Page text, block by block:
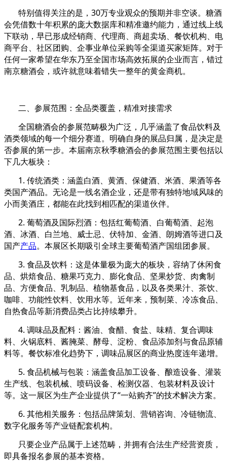
特别值得关注的是，30万专业观众的预期并非空谈。糖酒
会凭借数十年积累的庞大数据库和精准邀约能力，通过线上线
下联动，早已形成经销商、代理商、商超卖场、餐饮机构、电
商平台、社区团购、企事业单位采购等全渠道买家矩阵。对于
任何一家希望在华东乃至全国市场高效拓展的企业而言，错过
南京糖酒会，或许就意味着错失一整年的黄金商机。
二、参展范围：全品类覆盖，精准对接需求
全国糖酒会的参展范畴极为广泛，几乎涵盖了食品饮料及
酒类领域的每一个细分赛道。明确自身的展品归属，是决定是
否参展的第一步。本届南京秋季糖酒会的参展范围主要包括以
下几大板块：
1. 传统酒类：涵盖白酒、黄酒、保健酒、米酒、果酒等各
类国产酒品。无论是一线名酒企业，还是带有独特地域风味的
小而美酒庄，都能在此找到相匹配的渠道伙伴。
2. 葡萄酒及国际烈酒：包括红葡萄酒、白葡萄酒、起泡
酒、冰酒、白兰地、威士忌、伏特加、金酒、朗姆酒等进口及
国产产品。本展区长期吸引全球主要葡萄酒产国组团参展。
3. 食品及饮料：这是体量极为庞大的板块，容纳了休闲食
品、烘焙食品、糖果巧克力、膨化食品、坚果炒货、肉禽制
品、方便食品、乳制品、植物基食品，以及各类果汁、茶饮、
咖啡、功能性饮料、饮用水等。近年来，预制菜、冷冻食品、
自热食品等新消费品类占比持续攀升。
4. 调味品及配料：酱油、食醋、食盐、味精、复合调味
料、火锅底料、酱腌菜、酵母、淀粉、食品添加剂与食品原辅
料等。餐饮标准化趋势下，调味品展区的商业热度连年递增。
5. 食品机械与包装：涵盖食品加工设备、酿造设备、灌装
生产线、包装机械、喷码设备、检测仪器、包装材料及设计
等。这一展区为生产企业提供了“一站购齐”的技术解决方案。
6. 其他相关服务：包括品牌策划、营销咨询、冷链物流、
数字化服务等产业链配套机构。
只要企业产品属于上述范畴，并拥有合法生产经营资质，
即具备报名参展的基本资格。